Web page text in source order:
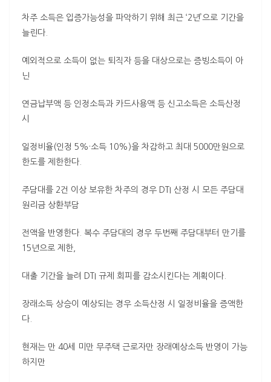
차주 소득은 입증가능성을 파악하기 위해 최근 ‘2년’으로 기간을
늘린다.
예외적으로 소득이 없는 퇴직자 등을 대상으로는 증빙소득이 아
닌
연금납부액 등 인정소득과 카드사용액 등 신고소득은 소득산정
시
일정비율(인정 5%·소득 10%)을 차감하고 최대 5000만원으로
한도를 제한한다.
주담대를 2건 이상 보유한 차주의 경우 DTI 산정 시 모든 주담대
원리금 상환부담
전액을 반영한다. 복수 주담대의 경우 두번째 주담대부터 만기를
15년으로 제한,
대출 기간을 늘려 DTI 규제 회피를 감소시킨다는 계획이다.
장래소득 상승이 예상되는 경우 소득산정 시 일정비율을 증액한
다.
현재는 만 40세 미만 무주택 근로자만 장래예상소득 반영이 가능
하지만